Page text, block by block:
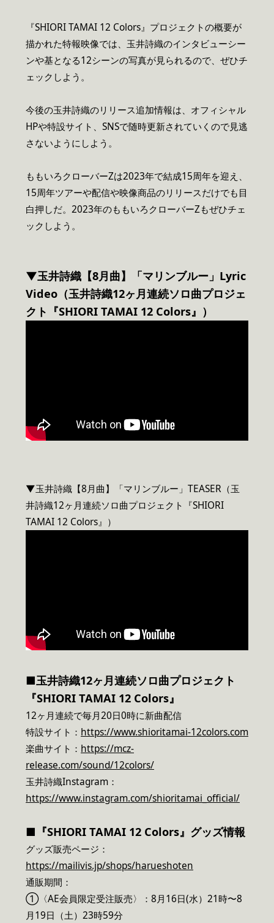
『SHIORI TAMAI 12 Colors』プロジェクトの概要が
描かれた特報映像では、玉井詩織のインタビューシー
ンや基となる12シーンの写真が見られるので、ぜひチ
ェックしよう。
今後の玉井詩織のリリース追加情報は、オフィシャル
HPや特設サイト、SNSで随時更新されていくので見逃
さないようにしよう。
ももいろクローバーZは2023年で結成15周年を迎え、
15周年ツアーや配信や映像商品のリリースだけでも目
白押しだ。2023年のももいろクローバーZもぜひチェ
ックしよう。
▼玉井詩織【8月曲】「マリンブルー」Lyric
Video（玉井詩織12ヶ月連続ソロ曲プロジェ
クト『SHIORI TAMAI 12 Colors』）
▼玉井詩織【8月曲】「マリンブルー」TEASER（玉
井詩織12ヶ月連続ソロ曲プロジェクト『SHIORI
TAMAI 12 Colors』）
■玉井詩織12ヶ月連続ソロ曲プロジェクト
『SHIORI TAMAI 12 Colors』
12ヶ月連続で毎月20日0時に新曲配信
特設サイト： https://www.shioritamai-12colors.com
楽曲サイト： https://mcz-
release.com/sound/12colors/
玉井詩織Instagram：
https://www.instagram.com/shioritamai_official/
■『SHIORI TAMAI 12 Colors』グッズ情報
グッズ販売ページ：
https://mailivis.jp/shops/harueshoten
通販期間：
①〈AE会員限定受注販売〉：8月16日(水）21時〜8
月19日（土）23時59分